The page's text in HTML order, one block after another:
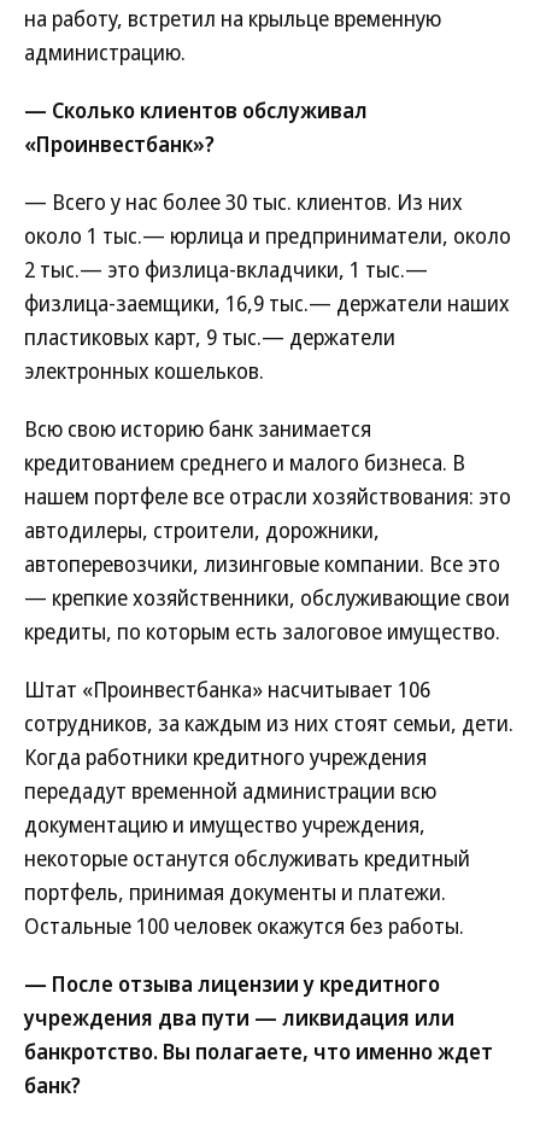
на работу, встретил на крыльце временную
администрацию.
— Сколько клиентов обслуживал
«Проинвестбанк»?
— Всего у нас более 30 тыс. клиентов. Из них
около 1 тыс.— юрлица и предприниматели, около
2 тыс.— это физлица-вкладчики, 1 тыс.—
физлица-заемщики, 16,9 тыс.— держатели наших
пластиковых карт, 9 тыс.— держатели
электронных кошельков.
Всю свою историю банк занимается
кредитованием среднего и малого бизнеса. В
нашем портфеле все отрасли хозяйствования: это
автодилеры, строители, дорожники,
автоперевозчики, лизинговые компании. Все это
— крепкие хозяйственники, обслуживающие свои
кредиты, по которым есть залоговое имущество.
Штат «Проинвестбанка» насчитывает 106
сотрудников, за каждым из них стоят семьи, дети.
Когда работники кредитного учреждения
передадут временной администрации всю
документацию и имущество учреждения,
некоторые останутся обслуживать кредитный
портфель, принимая документы и платежи.
Остальные 100 человек окажутся без работы.
— После отзыва лицензии у кредитного
учреждения два пути — ликвидация или
банкротство. Вы полагаете, что именно ждет
банк?